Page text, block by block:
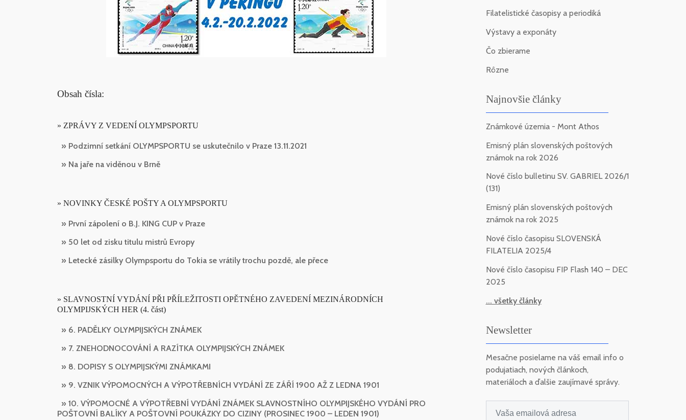
Obsah čísla:
» ZPRÁVY Z VEDENÍ OLYMPSPORTU
» Podzimní setkání OLYMPSPORTU se uskutečnilo v Praze 13.11.2021
» Na jaře na viděnou v Brně
» NOVINKY ČESKÉ POŠTY A OLYMPSPORTU
» První zápolení o B.J. KING CUP v Praze
» 50 let od zisku titulu mistrů Evropy
» Letecké zásilky Olympsportu do Tokia se vrátily trochu pozdě, ale přece
» SLAVNOSTNÍ VYDÁNÍ PŘI PŘÍLEŽITOSTI OPĚTNÉHO ZAVEDENÍ MEZINÁRODNÍCH
OLYMPIJSKÝCH HER (4. část)
» 6. PADĚLKY OLYMPIJSKÝCH ZNÁMEK
» 7. ZNEHODNOCOVÁNÍ A RAZÍTKA OLYMPIJSKÝCH ZNÁMEK
» 8. DOPISY S OLYMPIJSKÝMI ZNÁMKAMI
» 9. VZNIK VÝPOMOCNÝCH A VÝPOTŘEBNÍCH VYDÁNÍ ZE ZÁŘÍ 1900 AŽ Z LEDNA 1901
» 10. VÝPOMOCNÉ A VÝPOTŘEBNÍ VYDÁNÍ ZNÁMEK SLAVNOSTNÍHO OLYMPIJSKÉHO VYDÁNÍ PRO
POŠTOVNÍ BALÍKY A POŠTOVNÍ POUKÁZKY DO CIZINY (PROSINEC 1900 – LEDEN 1901)
Filatelistické časopisy a periodiká
Výstavy a exponáty
Čo zbierame
Rôzne
Najnovšie články
Známkové územia - Mont Athos
Emisný plán slovenských poštových
známok na rok 2026
Nové číslo bulletinu SV. GABRIEL 2026/1
(131)
Emisný plán slovenských poštových
známok na rok 2025
Nové číslo časopisu SLOVENSKÁ
FILATELIA 2025/4
Nové číslo časopisu FIP Flash 140 – DEC
2025
... všetky články
Newsletter
Mesačne posielame na váš email info o
podujatiach, nových článkoch,
materiáloch a ďalšie zaujímavé správy.